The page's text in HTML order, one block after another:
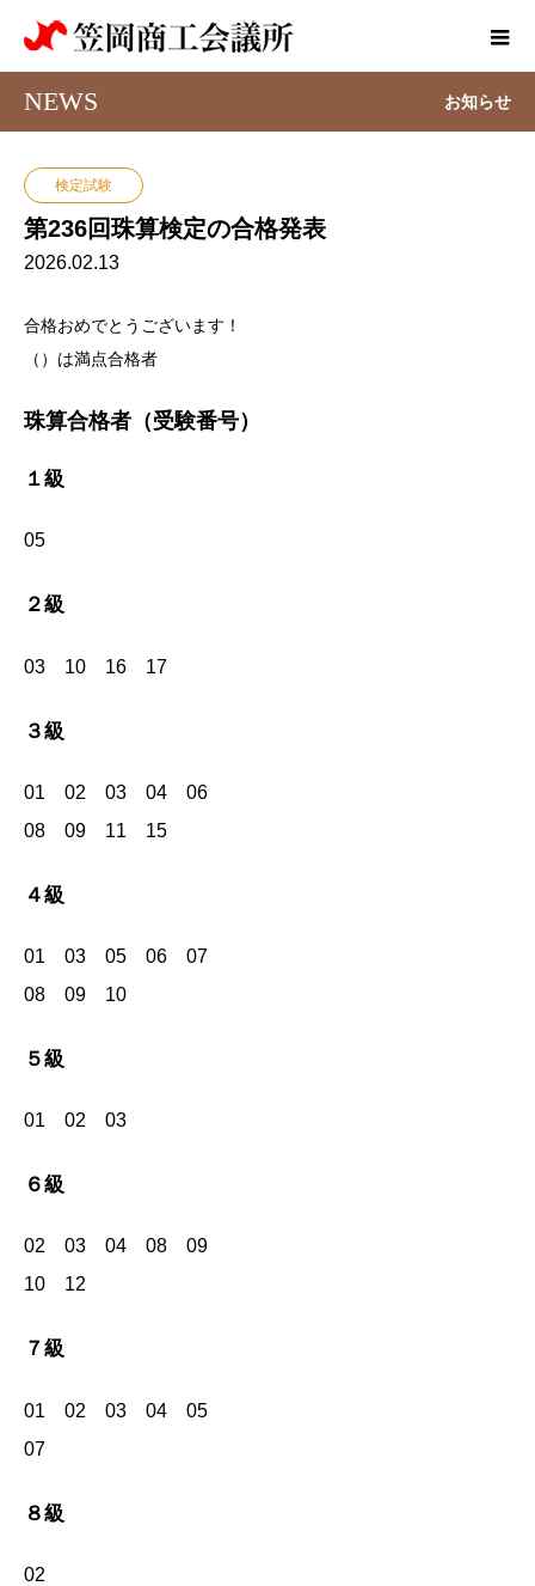
NEWS お知らせ
検定試験
第236回珠算検定の合格発表
2026.02.13
合格おめでとうございます！
（）は満点合格者
珠算合格者（受験番号）
１級
05
２級
03 10 16 17
３級
01 02 03 04 06
08 09 11 15
４級
01 03 05 06 07
08 09 10
５級
01 02 03
６級
02 03 04 08 09
10 12
７級
01 02 03 04 05
07
８級
02